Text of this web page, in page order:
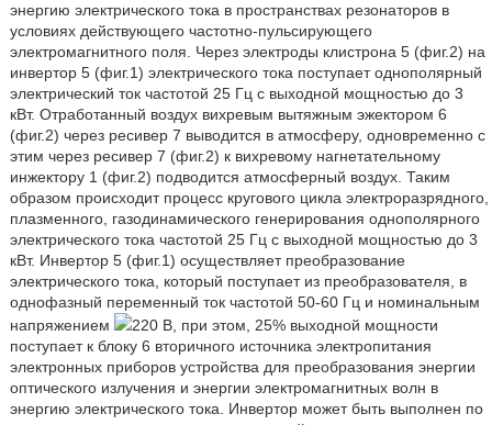
энергию электрического тока в пространствах резонаторов в
условиях действующего частотно-пульсирующего
электромагнитного поля. Через электроды клистрона 5 (фиг.2) на
инвертор 5 (фиг.1) электрического тока поступает однополярный
электрический ток частотой 25 Гц с выходной мощностью до 3
кВт. Отработанный воздух вихревым вытяжным эжектором 6
(фиг.2) через ресивер 7 выводится в атмосферу, одновременно с
этим через ресивер 7 (фиг.2) к вихревому нагнетательному
инжектору 1 (фиг.2) подводится атмосферный воздух. Таким
образом происходит процесс кругового цикла электроразрядного,
плазменного, газодинамического генерирования однополярного
электрического тока частотой 25 Гц с выходной мощностью до 3
кВт. Инвертор 5 (фиг.1) осуществляет преобразование
электрического тока, который поступает из преобразователя, в
однофазный переменный ток частотой 50-60 Гц и номинальным
напряжением
220 В, при этом, 25% выходной мощности
поступает к блоку 6 вторичного источника электропитания
электронных приборов устройства для преобразования энергии
оптического излучения и энергии электромагнитных волн в
энергию электрического тока. Инвертор может быть выполнен по